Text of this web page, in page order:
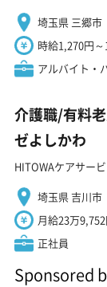
埼玉県 三郷市
時給1,270円
アルバイト・
介護職/有料
ゼよしかわ
HITOWAケアサー
埼玉県 吉川市
月給23万
正社員
Sponsored